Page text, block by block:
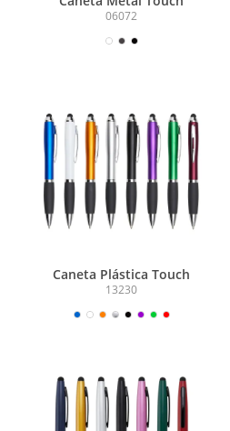
06072
Caneta Plástica Touch
13230